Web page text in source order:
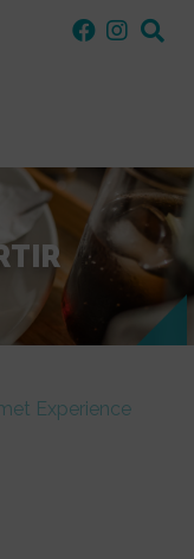
Experience